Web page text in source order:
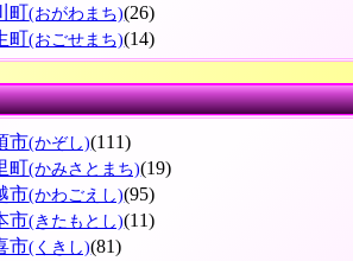
町(おがわまち)(26)
町(おごせまち)(14)
市(かぞし)(111)
町(かみさとまち)(19)
市(かわごえし)(95)
市(きたもとし)(11)
市(くきし)(81)